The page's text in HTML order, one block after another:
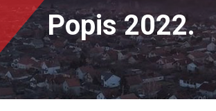
Popis 2022.